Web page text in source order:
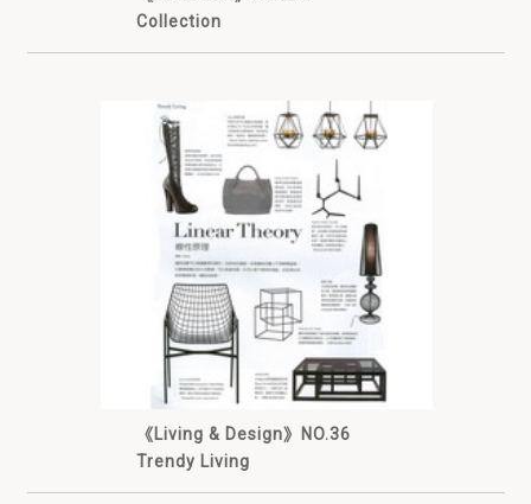
Collection
《Living & Design》NO.36
Trendy Living